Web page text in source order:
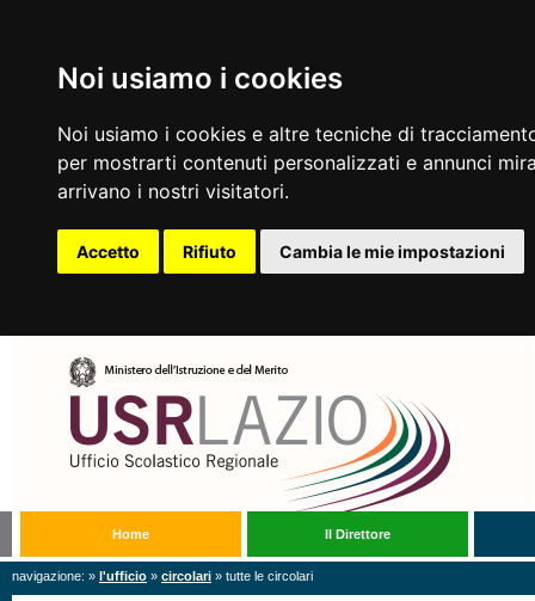
Noi usiamo i cookies
Noi usiamo i cookies e altre tecniche di
per mostrarti contenuti personalizzati e annunci
arrivano i nostri visitatori.
Accetto Rifiuto Cambia le mie impostazioni
Home Il Direttore
navigazione: » l'ufficio » circolari » tutte le circolari